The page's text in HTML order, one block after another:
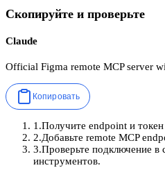
Скопируйте и проверьте
Claude
Official Figma remote MCP server
Копировать
1 .Получите endpoint и токен
2.Добавьте remote MCP
3.Проверьте подключение в
инструментов.